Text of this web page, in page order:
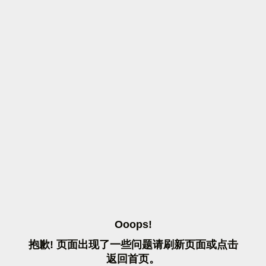
OOOPS!
抱歉! 页面出现了一些问题请刷 新页面或点击
返 回首页。